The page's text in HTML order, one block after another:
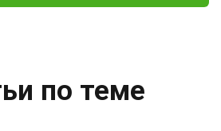
по теме